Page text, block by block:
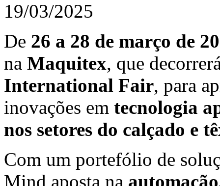
19/03/2025
De 26 a 28 de março de
na Maquitex, que
International Fair, para
inovações em tecnologia
nos setores do calçado e
Com um portefólio de
Mind aposta na